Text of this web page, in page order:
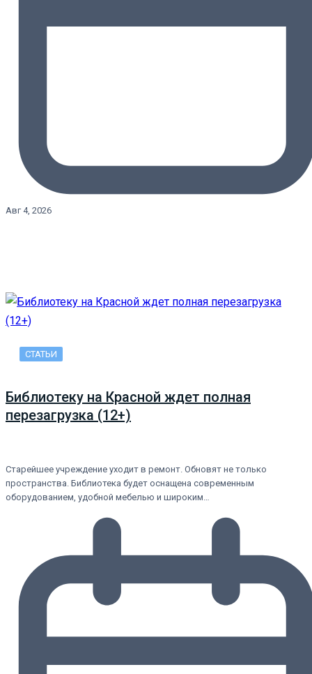
Авг 4, 2026
СТАТЬИ
Библиотеку на Красной ждет полная
перезагрузка (12+)
Старейшее учреждение уходит в ремонт. Обновят не только
пространства. Библиотека будет оснащена современным
оборудованием, удобной мебелью и широким…